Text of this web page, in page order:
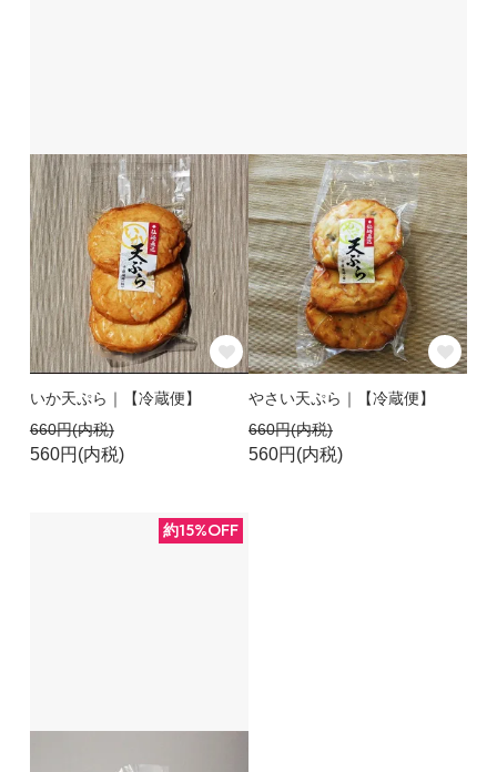
いか天ぷら｜【冷蔵便】
660円(内税)
560円(内税)
やさい天ぷら｜【冷蔵便】
660円(内税)
560円(内税)
約15%OFF